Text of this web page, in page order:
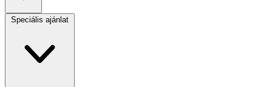
Speciális ajánlat